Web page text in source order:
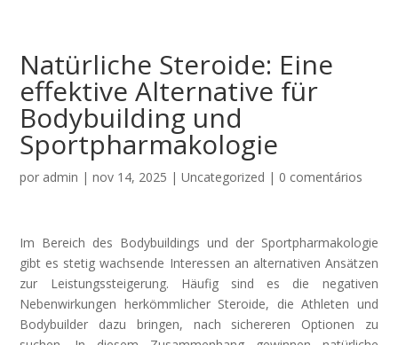
Natürliche Steroide: Eine
effektive Alternative für
Bodybuilding und
Sportpharmakologie
por admin |nov 14, 2025 |Uncategorized | 0 comentários
Im Bereich des Bodybuildings und der Sportpharmakologie
gibt es stetig wachsende Interessen an alternativen Ansätzen
zur Leistungssteigerung. Häufig sind es die negativen
Nebenwirkungen herkömmlicher Steroide, die Athleten und
Bodybuilder dazu bringen, nach sichereren Optionen zu